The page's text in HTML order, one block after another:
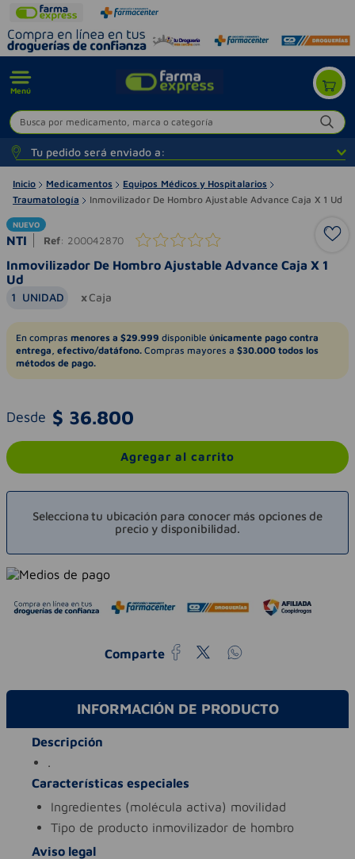
Menú
Busca por medicamento, marca o categoría
Tu pedido será enviado a:
Inicio Medicamentos
Equipos Médicos y Hospitalarios
Traumatología
Inmovilizador De Hombro Ajustable Advance Caja X 1 Ud
NUEVO
NTI Ref: 200042870
Inmovilizador De Hombro Ajustable Advance Caja X 1
Ud
1 UNIDAD Caja
En compras menores a $29.999 disponible únicamente pago contra
entrega, efectivo/datáfono. Compras mayores a $30.000 todos los
métodos de pago.
Desde $ 36.800
Agregar al carrito
Selecciona tu ubicación para conocer más opciones de
precio y disponibilidad.
Comparte
INFORMACIÓN DE PRODUCTO
Descripción
.
Características especiales
ingredientes (molécula activa) movilidad
tipo de producto inmovilizador de hombro
Aviso legal